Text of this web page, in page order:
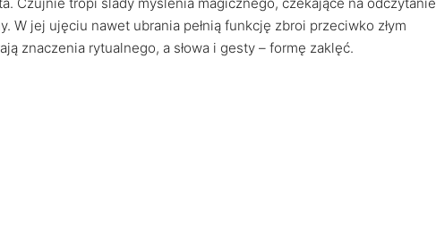
W jej ujęciu nawet ubrania pełnią funkcję zbroi przeciwko złym
znaczenia rytualnego, a słowa i gesty – formę zaklęć.